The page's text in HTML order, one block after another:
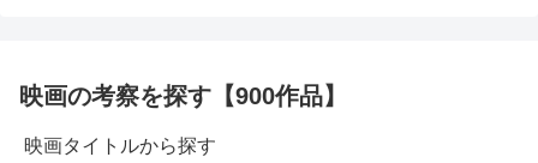
映画の考察を探す【900作品】
映画タイトルから探す